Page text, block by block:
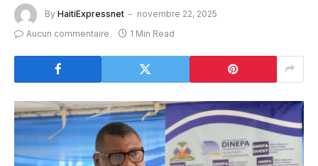
By HaitiExpressnet
novembre 22, 2025
Aucun commentaire
1 Min Read